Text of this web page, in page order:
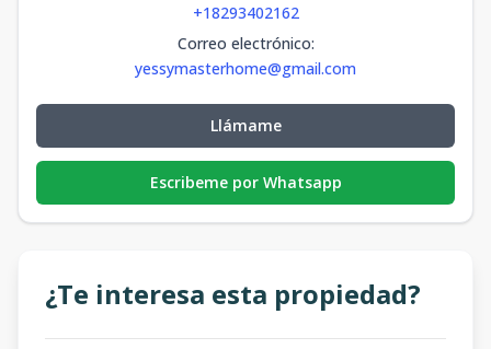
+18293402162
Correo electrónico:
yessymasterhome@gmail.com
Llámame
Escribeme por Whatsapp
¿Te interesa esta propiedad?